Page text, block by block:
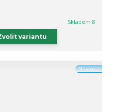
Skladem 8
variantu
Novinka